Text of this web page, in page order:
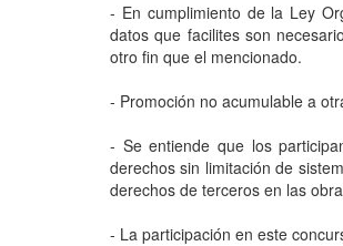
- En cumplimiento de la Ley
datos que facilites son
otro fin que el mencionado.
- Promoción no acumulable a
- Se entiende que los
derechos sin limitación de
derechos de terceros en las
- La participación en este